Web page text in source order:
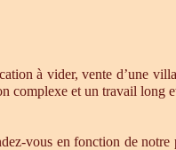
à vider, vente d’une
complexe et un travail long
vous en fonction de